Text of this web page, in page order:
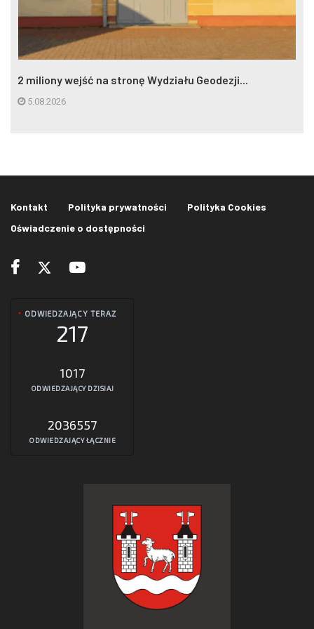
2 miliony wejść na stronę Wydziału Geodezji...
5.08.2026
Kontakt Polityka prywatności
Polityka Cookies
Oświadczenie o dostępności
ODWIEDZAJĄCY TERAZ
217
1017
ODWIEDZAJĄCY DZISIAJ
2036557
ODWIEDZAJĄCY ŁĄCZNIE